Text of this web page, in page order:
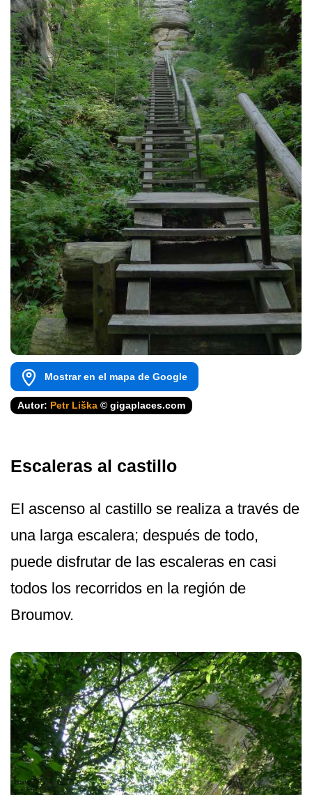
Mostrar en el mapa de Google
Autor: Petr Liška © gigaplaces.com
Escaleras al castillo
El ascenso al castillo se realiza a través de
una larga escalera; después de todo,
puede disfrutar de las escaleras en casi
todos los recorridos en la región de
Broumov.